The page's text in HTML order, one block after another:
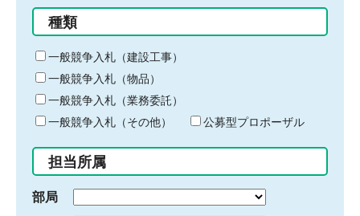
る
キ
ー
ワ
ー
ド
入
力
種類
一般競争入札（建設工事）
一般競争入札（物品）
一般競争入札（業務委託）
一般競争入札（その他）
公募型プロポーザル
担当所属
部局